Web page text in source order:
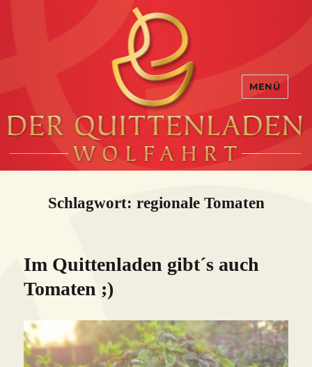
MENÜ
Schlagwort: regionale Tomaten
Im Quittenladen gibt´s auch
Tomaten ;)